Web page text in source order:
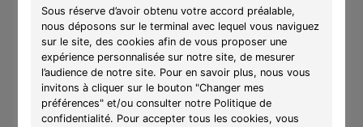
Sous réserve d’avoir obtenu votre accord préalable,
nous déposons sur le terminal avec lequel vous naviguez
sur le site, des cookies afin de vous proposer une
expérience personnalisée sur notre site, de mesurer
l’audience de notre site. Pour en savoir plus, nous vous
invitons à cliquer sur le bouton "Changer mes
préférences" et/ou consulter notre Politique de
confidentialité. Pour accepter tous les cookies, vous
au bois (Alter Ego) ou par granulés de bois
avec compteurs individuels (LeManoir de
Jade) assure un confort thermique durable
tout en minimisant l'impact environnemental.
Ces labels environnementaux d'excellence
constituent un véritable atout de valorisation